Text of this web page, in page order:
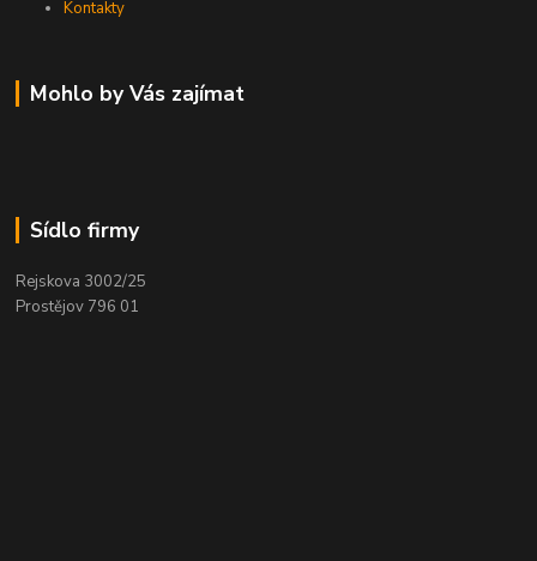
Kontakty
Mohlo by Vás zajímat
Sídlo firmy
Rejskova 3002/25
Prostějov 796 01